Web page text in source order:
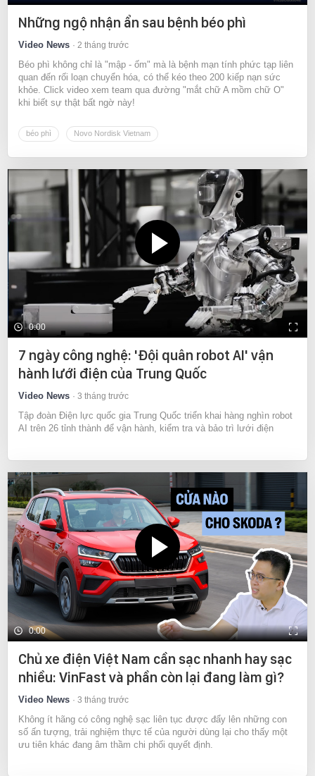
Những ngộ nhận ẩn sau bệnh béo phì
Video News 2 tháng trước
Béo phì không chỉ là "mập - ốm" mà là bệnh mạn tính phức tạp liên
quan đến rối loạn chuyển hóa, có thể kéo theo 200 kiếp nạn sức
khỏe. Click video xem team qua đường "mắt chữ A mồm chữ O"
khi biết sự thật bất ngờ này!
béo phì Novo Nordisk Vietnam
0:00
7 ngày công nghệ: 'Đội quân robot AI' vận
hành lưới điện của Trung Quốc
Video News 3 tháng trước
Tập đoàn Điện lực quốc gia Trung Quốc triển khai hàng nghìn robot
AI trên 26 tỉnh thành để vận hành, kiểm tra và bảo trì lưới điện
0:00
Chủ xe điện Việt Nam cần sạc nhanh hay sạc
nhiều: VinFast và phần còn lại đang làm gì?
Video News 3 tháng trước
Không ít hãng có công nghệ sạc liên tục được đẩy lên những con
số ấn tượng, trải nghiệm thực tế của người dùng lại cho thấy một
ưu tiên khác đang âm thầm chi phối quyết định.